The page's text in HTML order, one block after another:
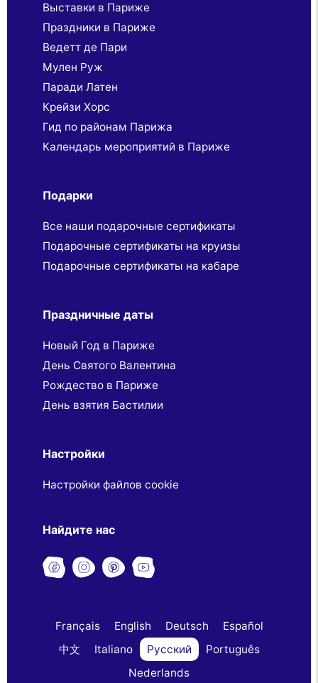
Выставки в Париже
Праздники в Париже
Ведетт де Пари
Мулен Руж
Паради Латен
Крейзи Хорс
Гид по районам Парижа
Календарь мероприятий в Париже
Подарки
Все наши подарочные сертификаты
Подарочные сертификаты на круизы
Подарочные сертификаты на кабаре
Праздничные даты
Новый Год в Париже
День Святого Валентина
Рождество в Париже
День взятия Бастилии
Настройки
Настройки файлов cookie
Найдите нас
Français English Deutsch
Español
中文
Italiano Русский
Português
Nederlands